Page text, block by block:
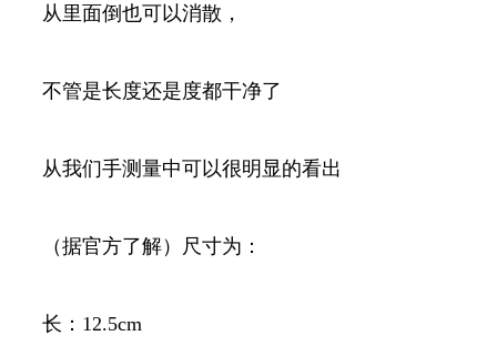
从里面倒也可以消散，
不管是长度还是度都干净了
从我们手测量中可以很明显的看出
（据官方了解）尺寸为：
长：12.5cm